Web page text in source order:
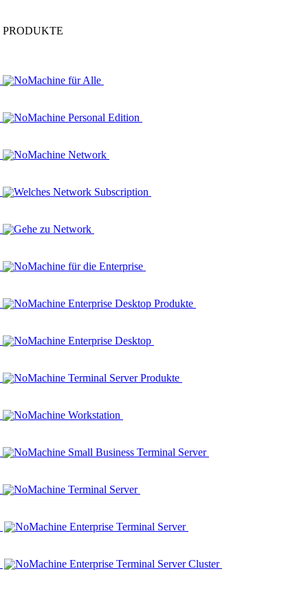
PRODUKTE
NoMachine für Alle
NoMachine Personal Edition
NoMachine Network
Welches Network Subscription
Gehe zu Network
NoMachine für die Enterprise
NoMachine Enterprise Desktop Produkte
NoMachine Enterprise Desktop
NoMachine Terminal Server Produkte
NoMachine Workstation
NoMachine Small Business Terminal Server
NoMachine Terminal Server
NoMachine Enterprise Terminal Server
NoMachine Enterprise Terminal Server Cluster